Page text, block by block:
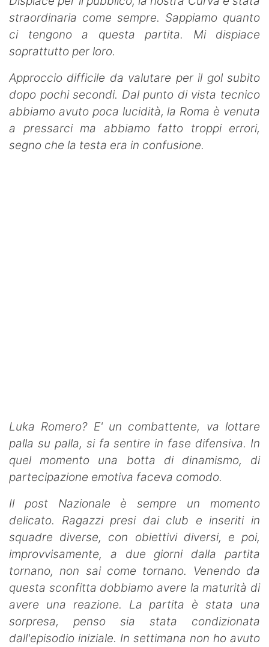
straordinaria come sempre. Sappiamo quanto
ci tengono a questa partita. Mi dispiace
soprattutto per loro.
Approccio difficile da valutare per il gol subito
dopo pochi secondi. Dal punto di vista tecnico
abbiamo avuto poca lucidità, la Roma è venuta
a pressarci ma abbiamo fatto troppi errori,
segno che la testa era in confusione.
Luka Romero? E' un combattente, va lottare
palla su palla, si fa sentire in fase difensiva. In
quel momento una botta di dinamismo, di
partecipazione emotiva faceva comodo.
Il post Nazionale è sempre un momento
delicato. Ragazzi presi dai club e inseriti in
squadre diverse, con obiettivi diversi, e poi,
improvvisamente, a due giorni dalla partita
tornano, non sai come tornano. Venendo da
questa sconfitta dobbiamo avere la maturità di
avere una reazione. La partita è stata una
sorpresa, penso sia stata condizionata
dall'episodio iniziale. In settimana non ho avuto